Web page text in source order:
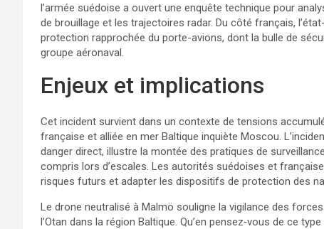
l’armée suédoise a ouvert une enquête technique pour
de brouillage et les trajectoires radar. Du côté français,
protection rapprochée du porte-avions, dont la bulle de
groupe aéronaval.
Enjeux et implications
Cet incident survient dans un contexte de tensions
française et alliée en mer Baltique inquiète Moscou.
danger direct, illustre la montée des pratiques de
compris lors d’escales. Les autorités suédoises et
risques futurs et adapter les dispositifs de protection des
Le drone neutralisé à Malmö souligne la vigilance des
l’Otan dans la région Baltique. Qu’en pensez‑vous de ce